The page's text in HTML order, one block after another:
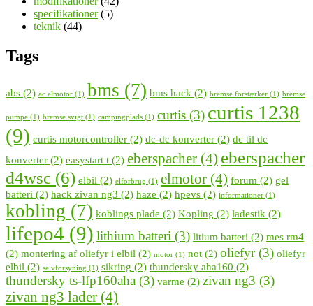
specifikationer(5)
teknik (44)
Tags
abs (2) ac elmotor (1) bms (7) bms hack (2) bremse forstærker (1) bremse
pumpe (1) bremse svigt (1) campingplads (1) curtis (3) curtis 1238
(9) curtis motorcontroller (2) dc-dc konverter (2) dc til dc
konverter (2) easystart t (2) eberspacher (4) eberspacher
d4wsc (6) elbil (2) elforbrug (1) elmotor (4) forum (2) gel
batteri (2) hack zivan ng3 (2) haze (2) hpevs (2) informationer (1)
kobling (7) koblings plade (2) Kopling (2) ladestik (2)
lifepo4 (9) lithium batteri (3) litium batteri (2) mes rm4
(2) montering af oliefyr i elbil (2) motor (1) not (2) oliefyr(3) oliefyr
elbil (2) selvforsyning (1) sikring (2) thundersky aha160 (2)
thundersky ts-lfp160aha (3) varme (2) zivan ng3 (3)
zivan ng3 lader (4)